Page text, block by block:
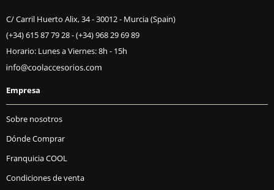
C/ Carril Huerto Alix, 34 - 30012 - Murcia (Spain)
(+34) 615 87 79 28-(+34) 968 29 69 89
Horario: Lunes a Viernes: 8h - 15h
Empresa
Sobre nosotros
Dónde Comprar
Franquicia COOL
Condiciones de venta